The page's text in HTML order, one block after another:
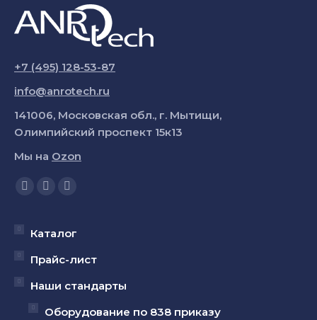
+7 (495) 128-53-87
info@anrotech.ru
141006, Московская обл., г. Мытищи,
Олимпийский проспект 15к13
Мы на Ozon
Ищите нас:
Страница
открывается
новом
окне
Страница
открывается
новом
окне
Страница
открывается
новом
окне
Каталог
Прайс-лист
Наши стандарты
Оборудование по 838 приказу